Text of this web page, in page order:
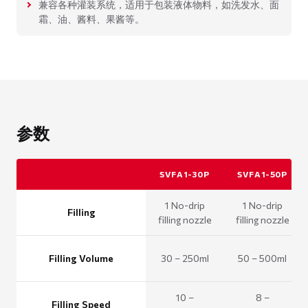
兼容各种灌装系统，适用于包装液体物料，如洗发水、面
霜、油、酱料、果酱等。
参数
SVFA1-30P SVFA1-50P
Filling
1 No-drip
filling nozzle
1 No-drip
filling nozzle
Filling Volume 30 – 250ml 50 – 500ml
Filling Speed
10 –
8 –